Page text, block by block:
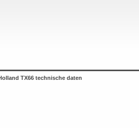
TX66 technische daten